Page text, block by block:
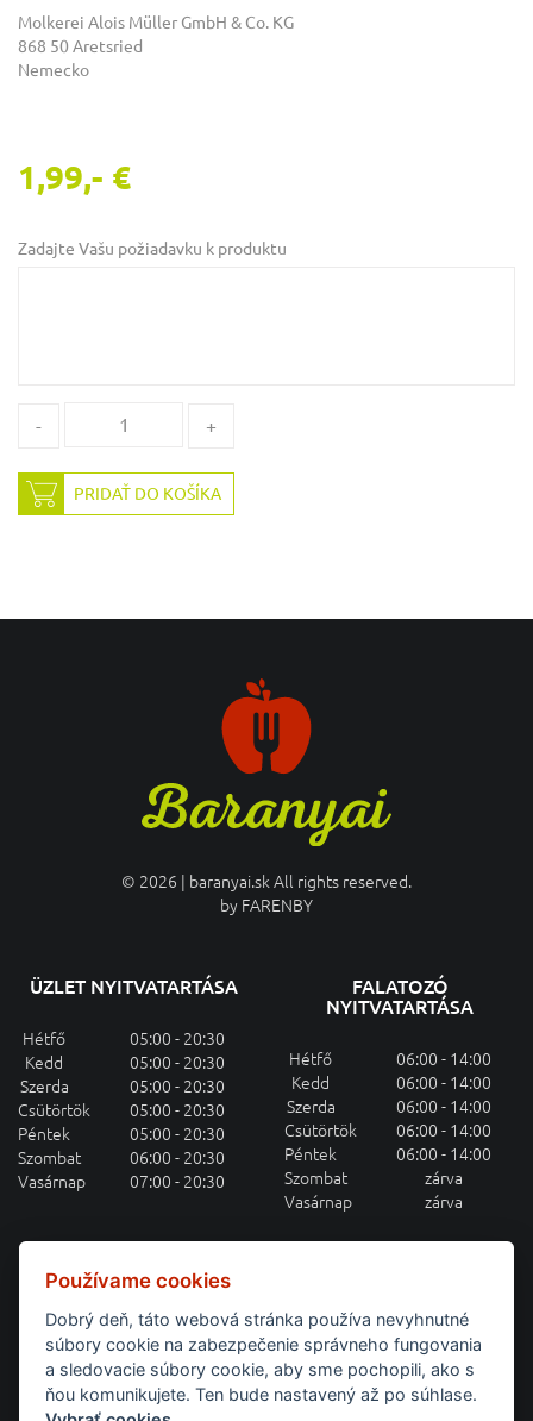
Molkerei Alois Müller GmbH & Co. KG
868 50 Aretsried
Nemecko
1,99,- €
Zadajte Vašu požiadavku k produktu
- +
PRIDAŤ DO KOŠÍKA
© 2026 | baranyai.sk All rights reserved.
by FARENBY
ÜZLET NYITVATARTÁSA
Hétfő
05:00 - 20:30
Kedd
05:00 - 20:30
Szerda
05:00 - 20:30
Csütörtök
05:00 - 20:30
Péntek
05:00 - 20:30
Szombat
06:00 - 20:30
Vasárnap
07:00 - 20:30
FALATOZÓ
NYITVATARTÁSA
Hétfő
06:00 - 14:00
Kedd
06:00 - 14:00
Szerda
06:00 - 14:00
Csütörtök
06:00 - 14:00
Péntek
06:00 - 14:00
Szombat
zárva
Vasárnap
zárva
HETI MENÜAJÁNLAT E-MAILEN
Feliratkozás a heti menüajánlatra
BEJELENTKEZÉS
Používame cookies
Dobrý deň, táto webová stránka používa nevyhnutné
súbory cookie na zabezpečenie správneho fungovania
a sledovacie súbory cookie, aby sme pochopili, ako s
ňou komunikujete. Ten bude nastavený až po súhlase.